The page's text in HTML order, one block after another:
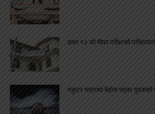
कक्षा १२ को मौका परीक्षाको
स्कुटर यात्रामा बेहोस भएका युवकको